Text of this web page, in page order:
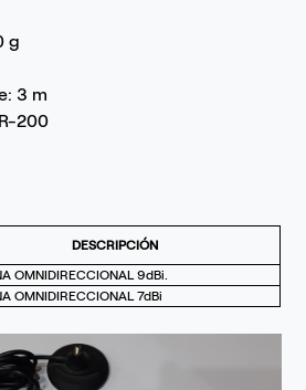
g
3 m
200
DESCRIPCIÓN
OMNIDIRECCIONAL 9dBi.
OMNIDIRECCIONAL 7dBi